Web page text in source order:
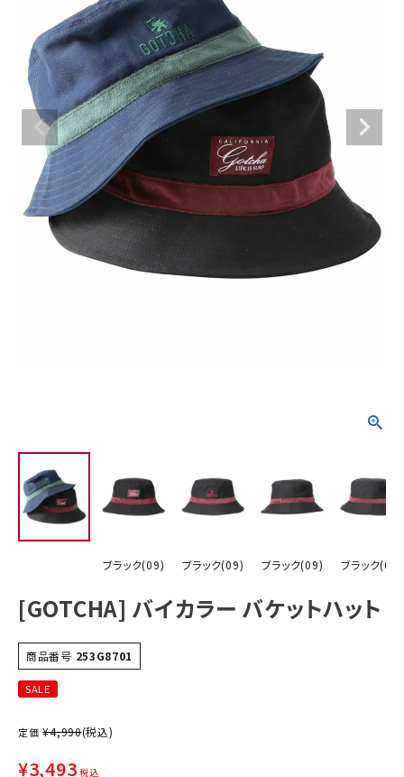
ブランドメニュー
新着アイテム
カテゴリー
スタイリング
ニュース・特集
ランキング
お問い合わせ
ブラック(09) ブラック(09) ブラック(09) ブラック(09)
[GOTCHA] バイカラー バケットハット
商品番号 253G8701
SALE
定価 ¥4,990(税込)
¥3,493 税込